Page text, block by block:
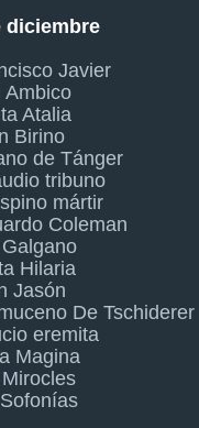
diciembre
Javier
Ambico
Atalia
Birino
de Tánger
tribuno
mártir
Coleman
Hilaria
Jasón
De Tschiderer
eremita
Magina